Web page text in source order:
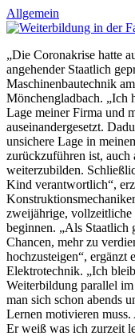
Allgemein
„Die Coronakrise hatte
angehender Staatlich
Maschinenbautechnik
Mönchengladbach. „Ich
Lage meiner Firma und
auseinandergesetzt.
unsichere Lage in
zurückzuführen ist, auch
weiterzubilden.
Kind verantwortlich“,
zweijährige, vollzeitliche
beginnen. „Als Staatlich
Chancen, mehr zu
hochzusteigen“, ergänzt
Elektrotechnik. „Ich
Weiterbildung parallel
man sich schon abends
Lernen motivieren
Er weiß was ich zurzeit